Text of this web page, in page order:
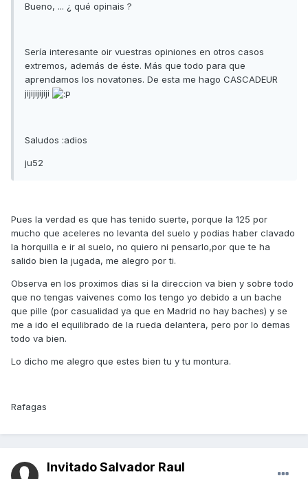
Bueno, ... ¿ qué opinais ?
Sería interesante oir vuestras opiniones en otros casos
extremos, además de éste. Más que todo para que
aprendamos los novatones. De esta me hago CASCADEUR
jijijijijiji
Saludos :adios
ju52
Pues la verdad es que has tenido suerte, porque la 125 por
mucho que aceleres no levanta del suelo y podias haber clavado
la horquilla e ir al suelo, no quiero ni pensarlo,por que te ha
salido bien la jugada, me alegro por ti.
Observa en los proximos dias si la direccion va bien y sobre todo
que no tengas vaivenes como los tengo yo debido a un bache
que pille (por casualidad ya que en Madrid no hay baches) y se
me a ido el equilibrado de la rueda delantera, pero por lo demas
todo va bien.
Lo dicho me alegro que estes bien tu y tu montura.
Rafagas
Invitado Salvador Raul